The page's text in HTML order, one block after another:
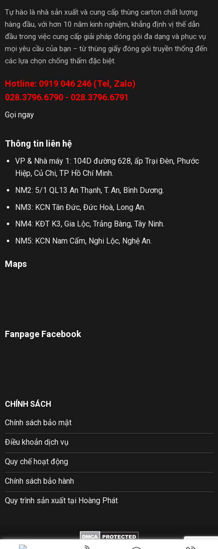
Tự hào là nhà sản xuất và cung cấp thùng carton chất lượng
hàng đầu, với hơn 10 năm kinh nghiệm, khẳng định vị thế dẫn
đầu trong việc cung cấp giải pháp đóng gói đa dạng và phục vụ
mọi yêu cầu của bạn – từ thùng giấy đóng gói truyền thống đến
các lựa chọn chống thấm đặc biệt.
Hotline: 0919 046 246 (Tel, Zalo)
028.3796.6790 - 028.3796.6791
Gọi ngay
Thông tin liên hệ
VP & Nhà máy 1: 104D đường 628, ấp Trại Đèn, Phước
Hiệp, Củ Chi, TP Hồ Chí Minh.
NM2: 5/1 QL13 An Thạnh, T. An, Bình Dương.
NM3: KCN Tân Đức, Đức Hoà, Long An.
NM4: KĐT K3, Gia Lộc, Trảng Bàng, Tây Ninh.
NM5: KCN Nam Cấm, Nghi Lộc, Nghệ An.
Maps
Fanpage Facebook
CHÍNH SÁCH
Chính sách bảo mật
Điều khoản dịch vụ
Quy chế hoạt động
Chính sách bảo hành
Quy trình sản xuất tại Hoàng Phát